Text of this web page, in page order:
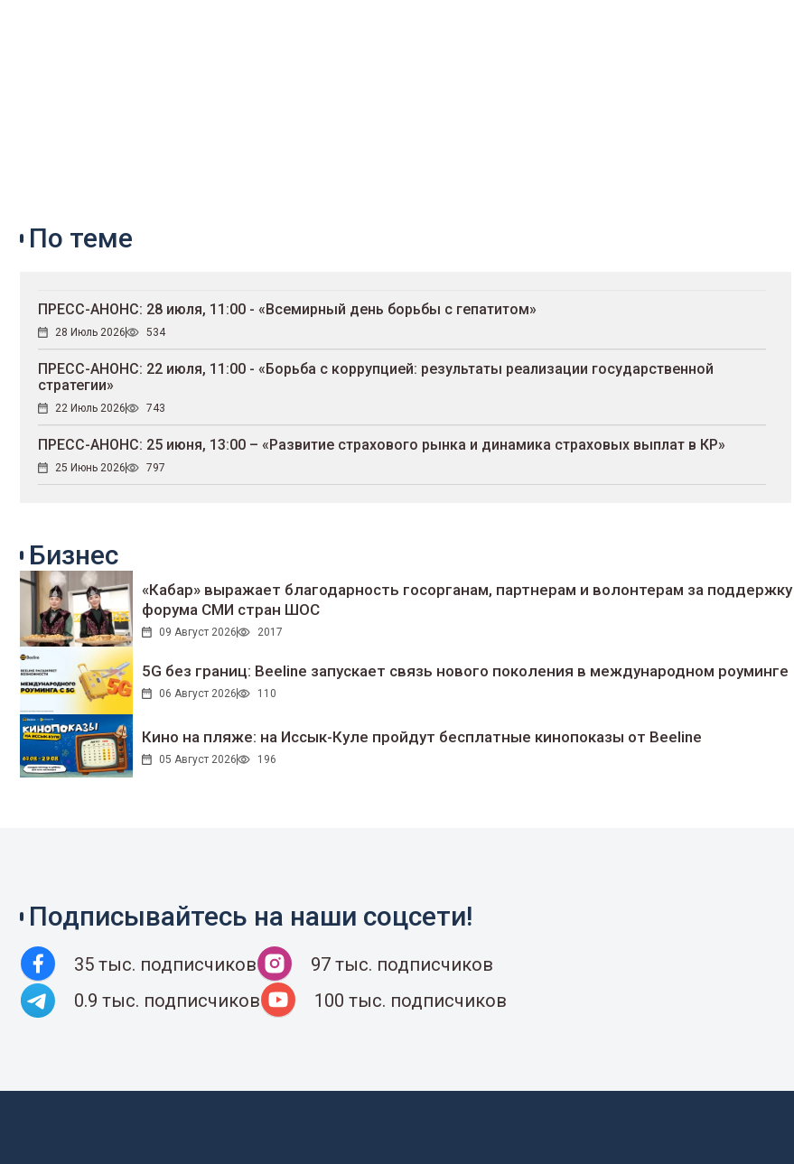
По теме
ПРЕСС-АНОНС: 28 июля, 11:00 - «Всемирный день борьбы с гепатитом»
28 Июль 2026 534
ПРЕСС-АНОНС: 22 июля, 11:00 - «Борьба с коррупцией: результаты реализации государственной
стратегии»
22 Июль 2026 743
ПРЕСС-АНОНС: 25 июня, 13:00 – «Развитие страхового рынка и динамика страховых выплат в КР»
25 Июнь 2026 797
Бизнес
«Кабар» выражает благодарность госорганам, партнерам и волонтерам за поддержку
форума СМИ стран ШОС
09 Август 2026 2017
5G без границ: Beeline запускает связь нового поколения в международном роуминге
06 Август 2026 110
Кино на пляже: на Иссык-Куле пройдут беcплатные кинопоказы от Beeline
05 Август 2026 196
Подписывайтесь на наши соцсети!
35 тыс. подписчиков
97 тыс. подписчиков
0.9 тыс. подписчиков
100 тыс. подписчиков